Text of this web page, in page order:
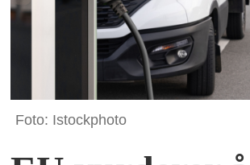
Foto: Istockphoto